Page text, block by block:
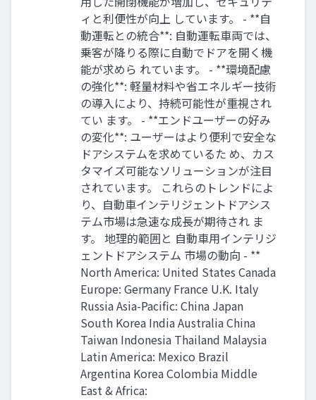
ィと利便性が向上 しています。 - **自
動運転との統合**: 自動運転車両では、
乗客が降りる際に自動でドアを開く機
能が求めら れています。 - **環境配慮
の強化**: 軽量材料や省エネルギー技術
の導入により、持続可能性が重視され
てい ます。 - **エンドユーザーの好み
の変化**: ユーザーはより便利で安全な
ドアシステムを求めているた め、カス
タマイズ可能なソリューションが注目
されています。 これらのトレンドによ
り、自動車インテリジェントドアシス
テム市場は急速な成長が期待され ま
す。 地理的範囲と 自動車用インテリジ
ェントドアシステム 市場の動向 - **
North America: United States Canada
Europe: Germany France U.K. Italy
Russia Asia-Pacific: China Japan
South Korea India Australia China
Taiwan Indonesia Thailand Malaysia
Latin America: Mexico Brazil
Argentina Korea Colombia Middle
East & Africa: